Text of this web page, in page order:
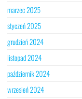
marzec 2025
styczeń 2025
grudzień 2024
listopad 2024
październik 2024
wrzesień 2024